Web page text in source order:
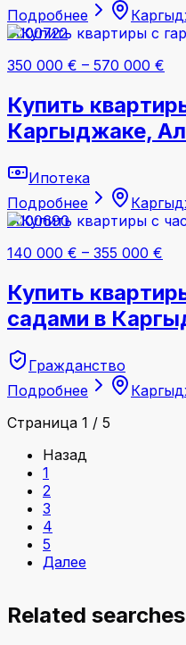
Подробнее
#000722
350 000 € – 570 000 €
Купить
Каргыджаке,
Ипотека
Подробнее
#000690
140 000 € – 355 000 €
Купить
садами в
Гражданство
Подробнее
Страница 1 / 5
Назад
1
2
3
4
5
Далее
Related searches